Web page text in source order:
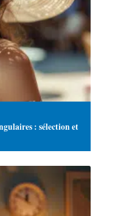
: sélection et